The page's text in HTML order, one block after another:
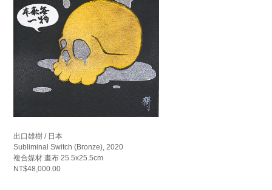
出口雄樹 / 日本
Subliminal Switch (Bronze), 2020
複合媒材 畫布 25.5x25.5cm
NT$48,000.00